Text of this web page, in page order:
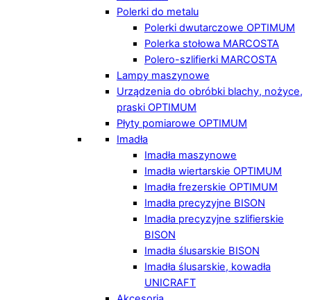
Polerki do metalu
Polerki dwutarczowe OPTIMUM
Polerka stołowa MARCOSTA
Polero-szlifierki MARCOSTA
Lampy maszynowe
Urządzenia do obróbki blachy, nożyce,
praski OPTIMUM
Płyty pomiarowe OPTIMUM
Imadła
Imadła maszynowe
Imadła wiertarskie OPTIMUM
Imadła frezerskie OPTIMUM
Imadła precyzyjne BISON
Imadła precyzyjne szlifierskie
BISON
Imadła ślusarskie BISON
Imadła ślusarskie, kowadła
UNICRAFT